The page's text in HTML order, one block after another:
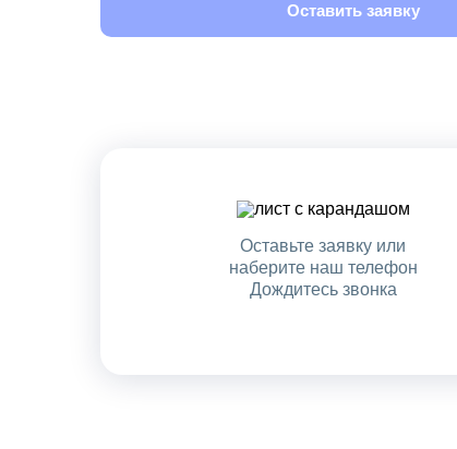
Оставить заявку
Оставьте заявку или
наберите наш телефон
Дождитесь звонка